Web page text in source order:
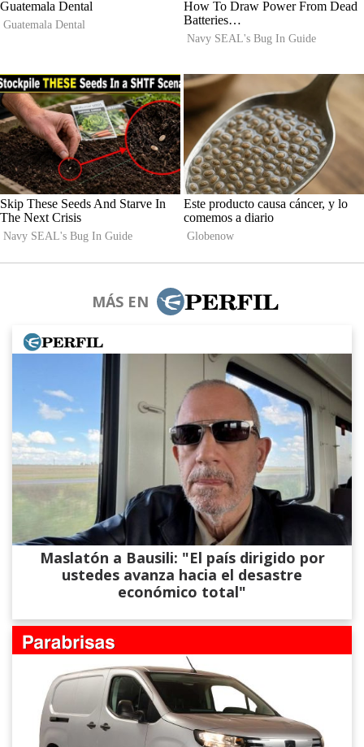
MÁS EN
Maslatón a Bausili: "El país dirigido por
ustedes avanza hacia el desastre
económico total"